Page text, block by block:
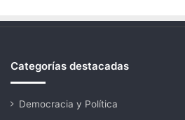
Categorías destacadas
Democracia y Política